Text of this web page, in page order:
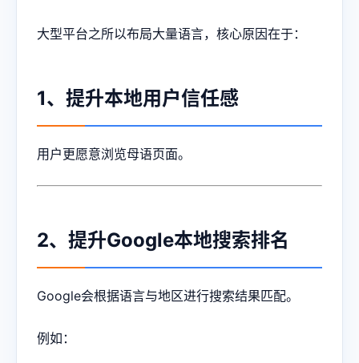
大型平台之所以布局大量语言，核心原因在于：
1、提升本地用户信任感
用户更愿意浏览母语页面。
2、提升Google本地搜索排名
Google会根据语言与地区进行搜索结果匹配。
例如：